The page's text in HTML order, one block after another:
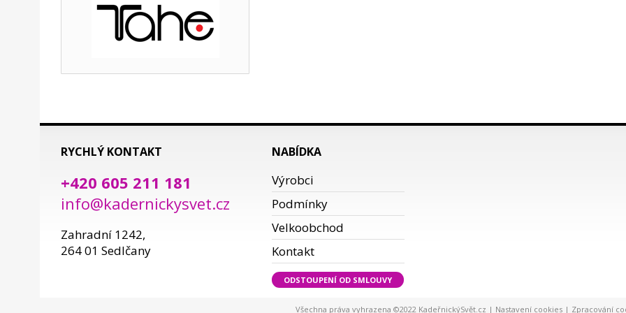
RYCHLÝ KONTAKT
+420 605 211 181
info@kadernickysvet.cz
Zahradní 1242,
264 01 Sedlčany
NABÍDKA
Výrobci
Podmínky
Velkoobchod
Kontakt
ODSTOUPENÍ OD SMLOUVY
Všechna práva vyhrazena ©2022 KadeřnickýSvět.cz | Nastavení cookies| Zpracování